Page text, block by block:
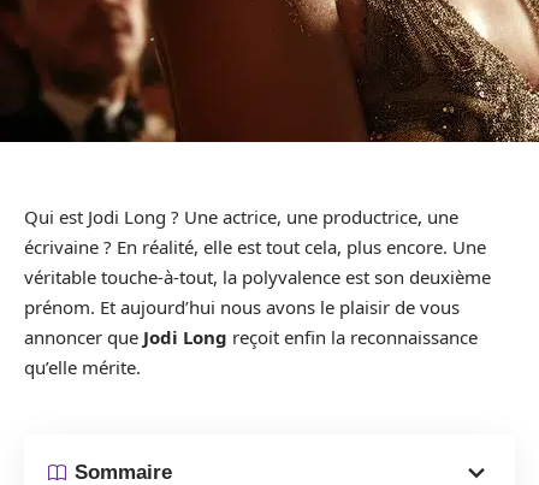
Qui est Jodi Long ? Une actrice, une productrice, une
écrivaine ? En réalité, elle est tout cela, plus encore. Une
véritable touche-à-tout, la polyvalence est son deuxième
prénom. Et aujourd’hui nous avons le plaisir de vous
annoncer que Jodi Long reçoit enfin la reconnaissance
qu’elle mérite.
Sommaire